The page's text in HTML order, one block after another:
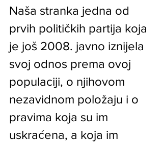
Naša stranka jedna od
prvih političkih partija koja
je još 2008. javno iznijela
svoj odnos prema ovoj
populaciji, o njihovom
nezavidnom položaju i o
pravima koja su im
uskraćena, a koja im